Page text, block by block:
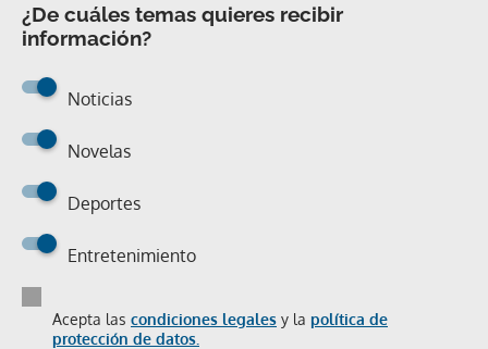
¿De cuáles temas quieres recibir
información?
Noticias
Novelas
Deportes
Entretenimiento
Acepta las condiciones legales y la política de
protección de datos.